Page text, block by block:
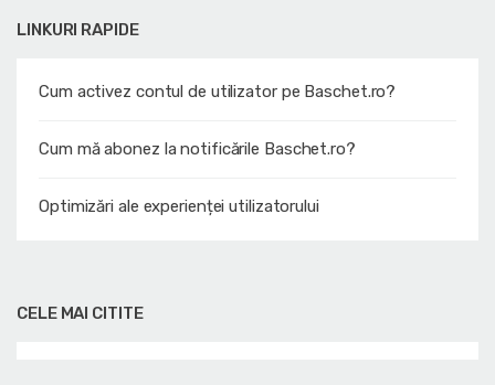
LINKURI RAPIDE
Cum activez contul de utilizator pe Baschet.ro?
Cum mă abonez la notificările Baschet.ro?
Optimizări ale experienței utilizatorului
CELE MAI CITITE